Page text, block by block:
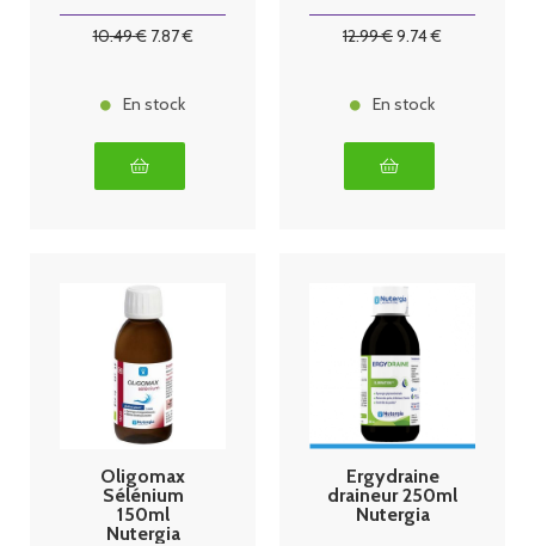
10.49€ 7.87€
En stock
12.99€9.74€
En stock
Oligomax
Sélénium
150ml
Nutergia
Ergydraine
draineur 250ml
Nutergia